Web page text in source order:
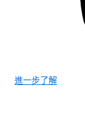
進一步了解